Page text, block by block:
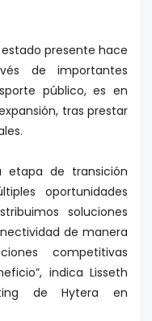
presente hace
de importantes
público, es en
tras prestar
etapa de transición
oportunidades
soluciones
de manera
competitivas
indica Lisseth
de Hytera en